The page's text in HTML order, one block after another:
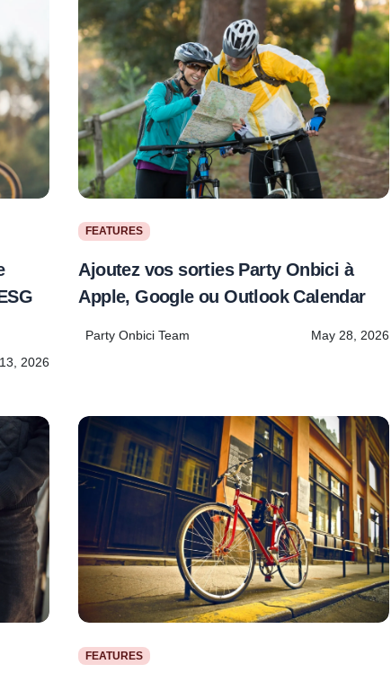
2026
FEATURES
Ajoutez vos sorties Party Onbici à
Apple, Google ou Outlook Calendar
Party Onbici Team May 28, 2026
FEATURES